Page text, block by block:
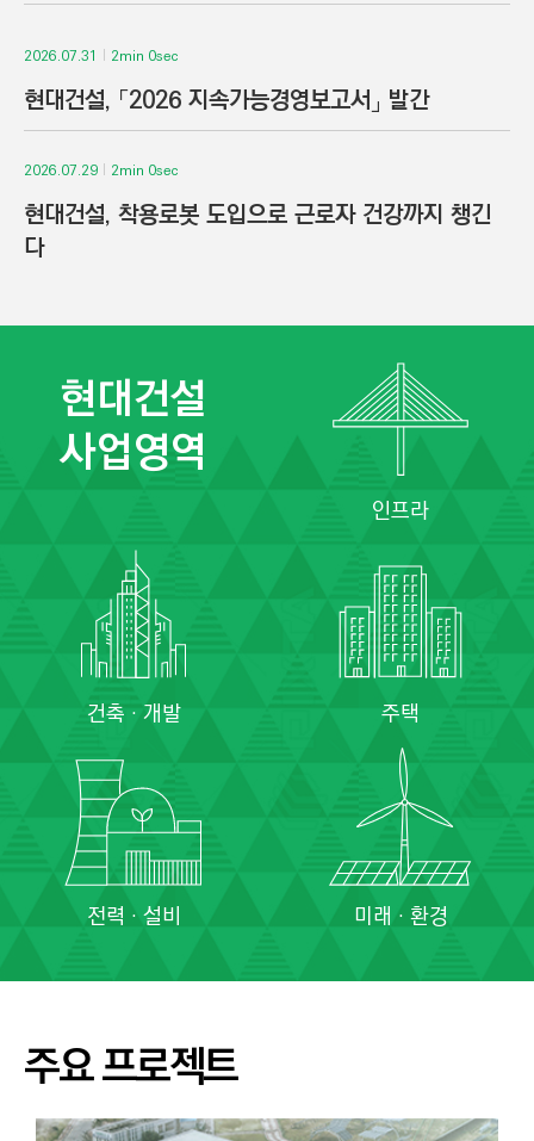
2026.07.31 2min 0sec
현대건설, 「2026 지속가능경영보고서」 발간
2026.07.29 2min 0sec
현대건설, 착용로봇 도입으로 근로자 건강까지 챙긴
다
현대건설
사업영역
인프라
건축 · 개발 주택
전력 · 설비 미래 · 환경
주요 프로젝트